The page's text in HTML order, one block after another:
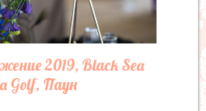
2019, Black Sea
Golf, Паун